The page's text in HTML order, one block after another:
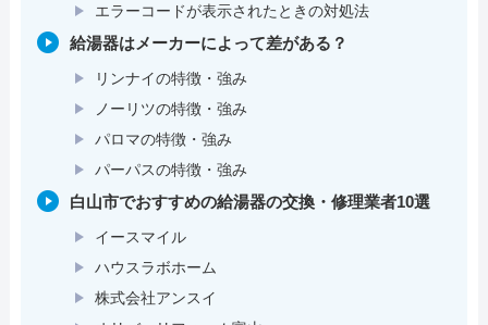
エラーコードが表示されたときの対処法
給湯器はメーカーによって差がある？
リンナイの特徴・強み
ノーリツの特徴・強み
パロマの特徴・強み
パーパスの特徴・強み
白山市でおすすめの給湯器の交換・修理業者10選
イースマイル
ハウスラボホーム
株式会社アンスイ